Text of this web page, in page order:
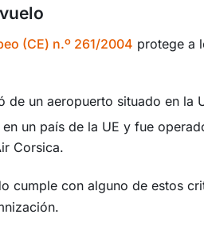
(CE) n.º 261/2004 protege a
de un aeropuerto situado en la
un país de la UE y fue
Corsica.
cumple con alguno de estos